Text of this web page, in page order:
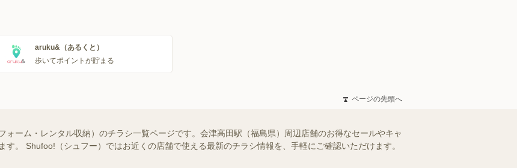
aruku&（あるくと）
歩いてポイントが貯まる
ページの先頭へ
ォーム・レンタル収納）のチラシ一覧ページです。会津高田駅（福島県）周辺店舗のお得なセールやキャ
す。 Shufoo!（シュフー）ではお近くの店舗で使える最新のチラシ情報を、手軽にご確認いただけます。